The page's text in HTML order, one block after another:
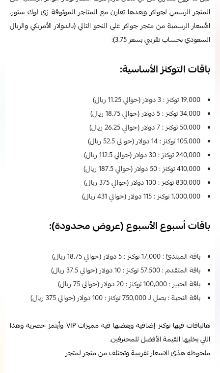
المتجر الرسمي لجواكر وبعدها تقارن مع المتاجر الموثوقة زي لوك ستور.
الأسعار الرسمية من متجر جواكر على النحو التالي (بالدولار الأمريكي والريال
السعودي بحساب تقريبي بسعر 3.75):
باقات التوكنز الأساسية:
19,000 توكنز : 3 دولار (حوالي 11.25 ريال)
34,000 توكنز : 5 دولار (حوالي 18.75 ريال)
50,000 توكنز : 7 دولار (حوالي 26.25 ريال)
105,000 توكنز : 14 دولار (حوالي 52.5 ريال)
240,000 توكنز : 30 دولار (حوالي 112.5 ريال)
410,000 توكنز : 50 دولار (حوالي 187.5 ريال)
830,000 توكنز : 100 دولار (حوالي 375 ريال)
1,000,000 توكنز : 115 دولار (حوالي 431 ريال)
باقات أسبوع الأسبوع (عروض محدودة):
باقة المبتدئ : 17,000 توكنز : 5 دولار (حوالي 18.75 ريال)
باقة المتقدم : 57,500 توكنز : 10 دولار (حوالي 37.5 ريال)
باقة الخبير : 100,000 توكنز : 20 دولار (حوالي 75 ريال)
باقة النخبة : يصل لـ 750,000 توكنز : 100 دولار (حوالي 375 ريال)
هالباقات فيها توكنز إضافية وبعضها فيه مميزات VIP وأيتمز حصرية وهذا
اللي يخليها القيمة الأفضل للمحترفين.
ملحوظه هذي الاسعار تقريبية وتختلف من متجر لمتجر